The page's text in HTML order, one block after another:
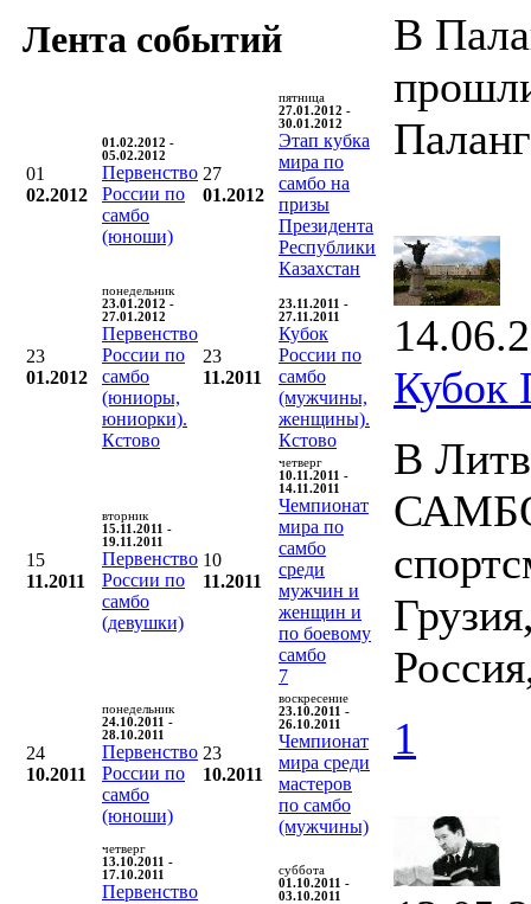
Лента событий
01
02.2012
01.02.2012 -
05.02.2012
Первенство
России по
самбо
(юноши)
27
01.2012
пятница
27.01.2012 -
30.01.2012
Этап кубка
мира по
самбо на
призы
Президента
Республики
Казахстан
23
01.2012
понедельник
23.01.2012 -
27.01.2012
Первенство
России по
самбо
(юниоры,
юниорки).
Кстово
23
11.2011
23.11.2011 -
27.11.2011
Кубок
России по
самбо
(мужчины,
женщины).
Кстово
15
11.2011
вторник
15.11.2011 -
19.11.2011
Первенство
России по
самбо
(девушки)
10
11.2011
четверг
10.11.2011 -
14.11.2011
Чемпионат
мира по
самбо
среди
мужчин и
женщин и
по боевому
самбо
7
24
10.2011
понедельник
24.10.2011 -
28.10.2011
Первенство
России по
самбо
(юноши)
23
10.2011
воскресение
23.10.2011 -
26.10.2011
Чемпионат
мира среди
мастеров
по самбо
(мужчины)
четверг
13.10.2011 -
17.10.2011
Первенство
суббота
01.10.2011 -
03.10.2011
В
В
1